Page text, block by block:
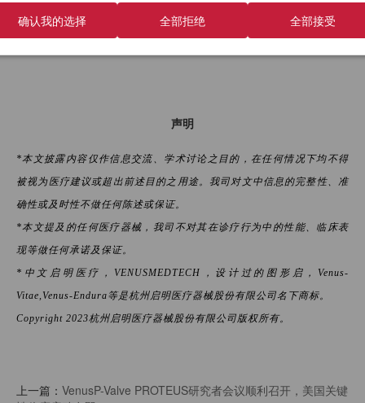
声明
*本文披露内容仅作信息交流、学术讨论之目的，在任何情况下均不得
被视为医疗建议或超出前述目的之用途。我司对文中信息的完整性、准
确性或及时性不做任何陈述或保证。
*本文提及的任何医疗器械，我司不对其在诊疗行为中的性能、临床表
现等做任何承诺及保证。
*中文启明医疗，VENUSMEDTECH，设计过的图形启，Venus-
Vitae,Venus-Endura等是杭州启明医疗器械股份有限公司名下商标。
Copyright 2023杭州启明医疗器械股份有限公司版权所有。
上一篇： VenusP-Valve PROTEUS研究者会议顺利召开，美国关键
确认我的选择 全部拒绝 全部接受